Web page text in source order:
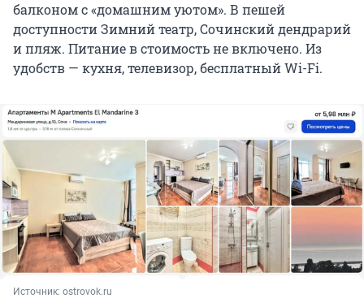
балконом с «домашним уютом». В пешей
доступности Зимний театр, Сочинский дендрарий
и пляж. Питание в стоимость не включено. Из
удобств — кухня, телевизор, бесплатный Wi-Fi.
Источник: ostrovok.ru